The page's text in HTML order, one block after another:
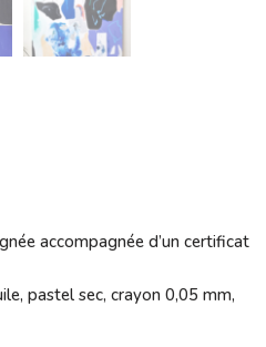
accompagnée d’un certificat
pastel sec, crayon 0,05 mm,